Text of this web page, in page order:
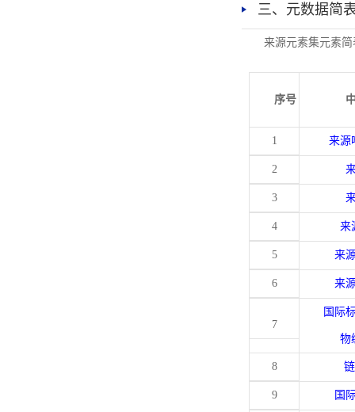
三、元数据简
来源元素集元素简
序号
1 来源
2
3
4 来
5 来
6 来
7
国际
物
8
9 国